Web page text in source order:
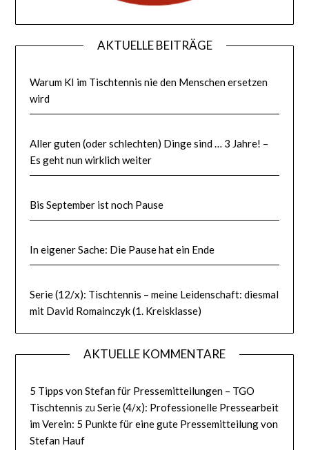
AKTUELLE BEITRÄGE
Warum KI im Tischtennis nie den Menschen ersetzen
wird
Aller guten (oder schlechten) Dinge sind … 3 Jahre! –
Es geht nun wirklich weiter
Bis September ist noch Pause
In eigener Sache: Die Pause hat ein Ende
Serie (12/x): Tischtennis – meine Leidenschaft: diesmal
mit David Romainczyk (1. Kreisklasse)
AKTUELLE KOMMENTARE
5 Tipps von Stefan für Pressemitteilungen – TGO
Tischtennis zuSerie (4/x): Professionelle Pressearbeit
im Verein: 5 Punkte für eine gute Pressemitteilung von
Stefan Hauf